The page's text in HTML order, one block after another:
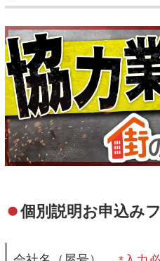
個別説明お申込み